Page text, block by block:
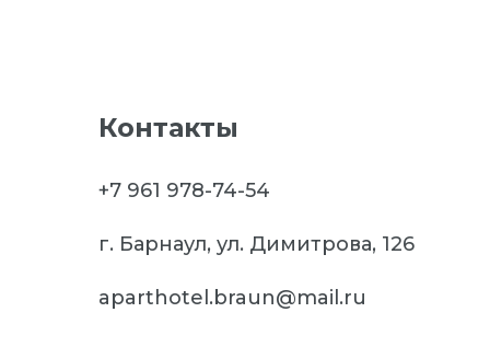
Контакты
+7 961 978-74-54
г. Барнаул, ул. Димитрова, 126
aparthotel.braun@mail.ru